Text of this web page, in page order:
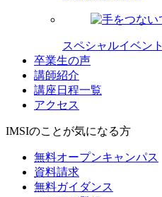
スペシャルイベント
卒業生の声
講師紹介
講座日程一覧
アクセス
IMSIのことが気になる方
無料オープンキャンパス
資料請求
無料ガイダンス